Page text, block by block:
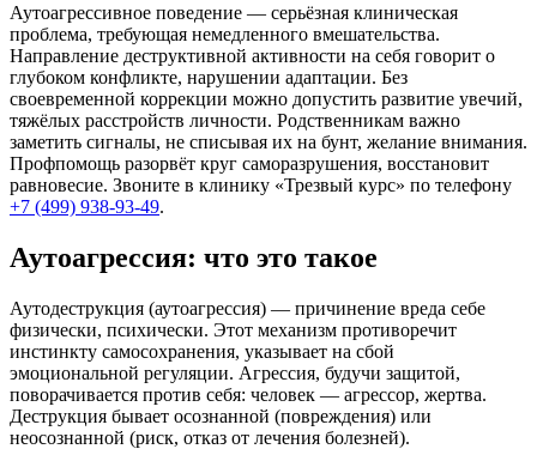
Аутоагрессивное поведение — серьёзная клиническая
проблема, требующая немедленного вмешательства.
Направление деструктивной активности на себя говорит о
глубоком конфликте, нарушении адаптации. Без
своевременной коррекции можно допустить развитие увечий,
тяжёлых расстройств личности. Родственникам важно
заметить сигналы, не списывая их на бунт, желание внимания.
Профпомощь разорвёт круг саморазрушения, восстановит
равновесие. Звоните в клинику «Трезвый курс» по телефону
+7 (499) 938-93-49.
Аутоагрессия: что это такое
Аутодеструкция (аутоагрессия) — причинение вреда себе
физически, психически. Этот механизм противоречит
инстинкту самосохранения, указывает на сбой
эмоциональной регуляции. Агрессия, будучи защитой,
поворачивается против себя: человек — агрессор, жертва.
Деструкция бывает осознанной (повреждения) или
неосознанной (риск, отказ от лечения болезней).